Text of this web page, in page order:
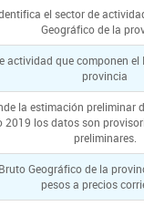
el sector de
Geográfico de la
actividad que componen
provincia
la estimación preliminar
2019 los datos son
preliminares.
Geográfico de la
pesos a precios